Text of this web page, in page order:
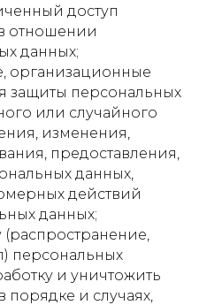
доступ
отношении
данных;
организационные
защиты персональных
или случайного
изменения,
предоставления,
данных,
действий
данных;
персональных
и уничтожить
и случаях,